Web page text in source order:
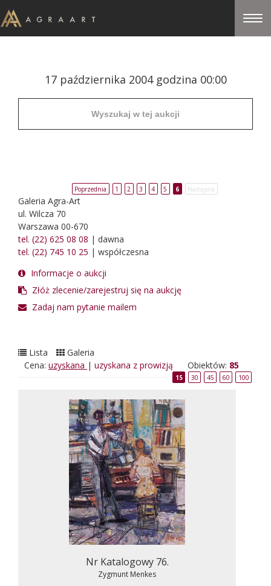
17 października 2004 godzina 00:00
Poprzednia 1 2 3 4 5 6 Następna
Galeria Agra-Art
ul. Wilcza 70
Warszawa 00-670
tel. (22) 625 08 08 | dawna
tel. (22) 745 10 25 | współczesna
Informacje o aukcji
Złóż zlecenie/zarejestruj się na aukcję
Zadaj nam pytanie mailem
Lista
Galeria
Cena: uzyskana | uzyskana z prowizją Obiektów: 85
15 30 45 60 100
Nr Katalogowy 76.
Zygmunt Menkes